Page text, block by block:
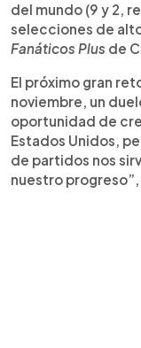
del mundo (9 y 2,
selecciones de
Fanáticos Plus de
El próximo gran
noviembre, un
oportunidad de
Estados Unidos,
de partidos nos
nuestro